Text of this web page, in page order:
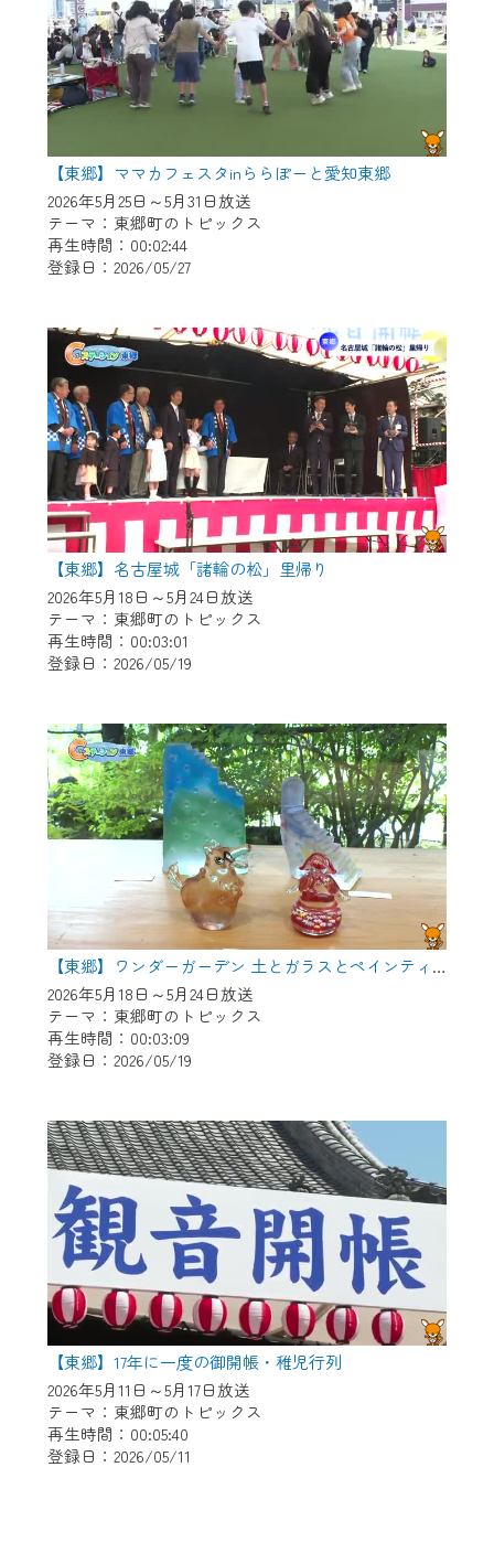
【東郷】ママカフェスタinららぽーと愛知東郷
2026年5月25日～5月31日放送
テーマ：東郷町のトピックス
再生時間：00:02:44
登録日：2026/05/27
【東郷】名古屋城「諸輪の松」里帰り
2026年5月18日～5月24日放送
テーマ：東郷町のトピックス
再生時間：00:03:01
登録日：2026/05/19
【東郷】ワンダーガーデン 土とガラスとペインティング
2026年5月18日～5月24日放送
テーマ：東郷町のトピックス
再生時間：00:03:09
登録日：2026/05/19
【東郷】17年に一度の御開帳・稚児行列
2026年5月11日～5月17日放送
テーマ：東郷町のトピックス
再生時間：00:05:40
登録日：2026/05/11